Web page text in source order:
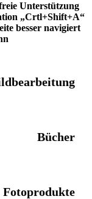
Unterstützung
„Crtl+Shift+A“
besser navigiert
Bücher
Fotoprodukte